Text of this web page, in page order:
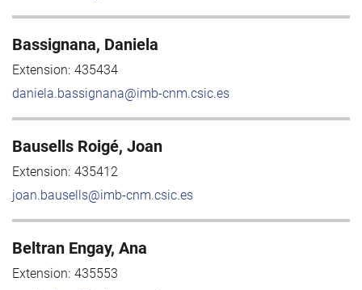
Bassignana, Daniela
Extension: 435434
daniela.bassignana@imb-cnm.csic.es
Bausells Roigé, Joan
Extension: 435412
joan.bausells@imb-cnm.csic.es
Beltran Engay, Ana
Extension: 435553